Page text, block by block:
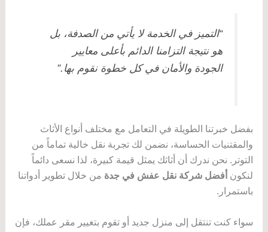
“التميز في الخدمة لا يأتي من الصدفة، بل
هو نتيجة التزامنا الدائم بأعلى معايير
الجودة والأمان في كل خطوة نقوم بها.”
بفضل خبرتنا الطويلة في التعامل مع مختلف أنواع الأثاث
والمقتنيات الحساسة، نضمن لك تجربة نقل خالية تماماً من
التوتر. نحن ندرك أن أثاثك يمثل قيمة كبيرة، لذا نسعى دائماً
لنكون أفضل شركة نقل عفش في جدة من خلال تطوير أدواتنا
باستمرار.
سواء كنت تنتقل إلى منزل جديد أو تقوم بتغيير مقر عملك، فإن